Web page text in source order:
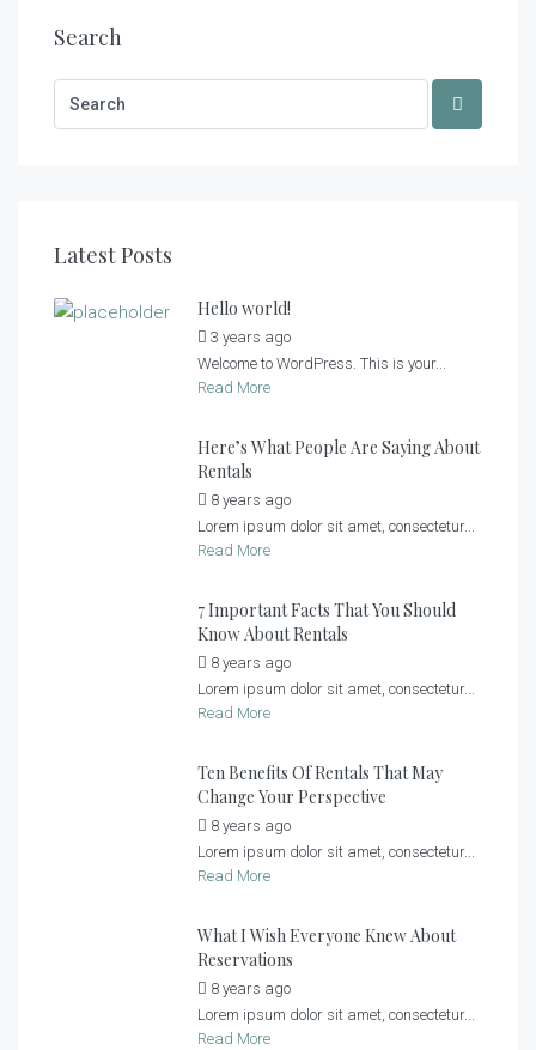
Search
Latest Posts
Hello world!
3 years ago
Welcome to WordPress. This is your...
Read More
Here’s What People Are Saying About
Rentals
8 years ago
Lorem ipsum dolor sit amet, consectetur...
Read More
7 Important Facts That You Should
Know About Rentals
8 years ago
Lorem ipsum dolor sit amet, consectetur...
Read More
Ten Benefits Of Rentals That May
Change Your Perspective
8 years ago
Lorem ipsum dolor sit amet, consectetur...
Read More
What I Wish Everyone Knew About
Reservations
8 years ago
Lorem ipsum dolor sit amet, consectetur...
Read More